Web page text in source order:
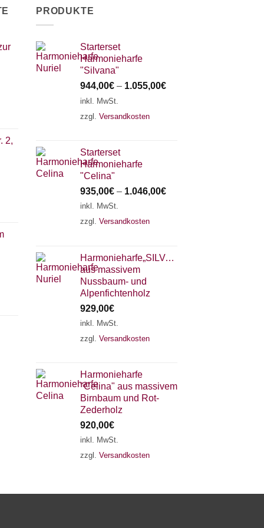
der
Produktseite
gewählt
werden
2,
PRODUKTE
Starterset
Harmonieharfe
"Silvana"
944,00€ – 1.055,00€
inkl. MwSt.
zzgl. Versandkosten
Starterset
Harmonieharfe
"Celina"
935,00€ – 1.046,00€
inkl. MwSt.
zzgl. Versandkosten
Harmonieharfe„SILVANA"
aus massivem
Nussbaum- und
Alpenfichtenholz
929,00€
inkl. MwSt.
zzgl. Versandkosten
Harmonieharfe
"Celina" aus massivem
Birnbaum und Rot-
Zederholz
920,00€
inkl. MwSt.
zzgl. Versandkosten
18 SAITEN 21 SAITEN 25 SAITEN
AKKORDZITHER